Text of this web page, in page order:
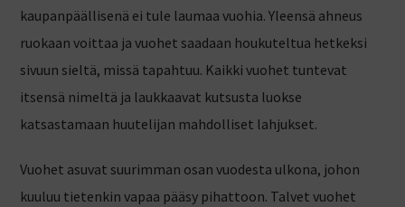
kaupanpäällisenä ei tule laumaa vuohia. Yleensä ahneus
ruokaan voittaa ja vuohet saadaan houkuteltua hetkeksi
sivuun sieltä, missä tapahtuu. Kaikki vuohet tuntevat
itsensä nimeltä ja laukkaavat kutsusta luokse
katsastamaan huutelijan mahdolliset lahjukset.
Vuohet asuvat suurimman osan vuodesta ulkona, johon
kuuluu tietenkin vapaa pääsy pihattoon. Talvet vuohet